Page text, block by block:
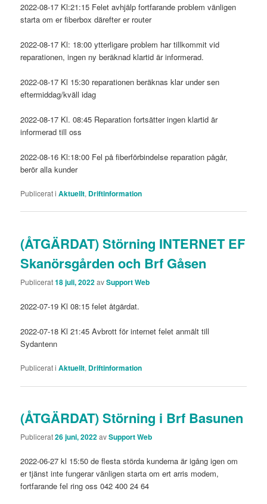
2022-08-17 Kl:21:15 Felet avhjälp fortfarande problem vänligen
starta om er fiberbox därefter er router
2022-08-17 Kl: 18:00 ytterligare problem har tillkommit vid
reparationen, ingen ny beräknad klartid är informerad.
2022-08-17 Kl 15:30 reparationen beräknas klar under sen
eftermiddag/kväll idag
2022-08-17 Kl. 08:45 Reparation fortsätter ingen klartid är
informerad till oss
2022-08-16 Kl:18:00 Fel på fiberförbindelse reparation pågår,
berör alla kunder
Publicerat i Aktuellt, Driftinformation
(ÅTGÄRDAT) Störning INTERNET EF
Skanörsgården och Brf Gåsen
Publicerat18 juli, 2022avSupport Web
2022-07-19 Kl 08:15 felet åtgärdat.
2022-07-18 Kl 21:45 Avbrott för internet felet anmält till
Sydantenn
Publicerat i Aktuellt, Driftinformation
(ÅTGÄRDAT) Störning i Brf Basunen
Publicerat26 juni, 2022avSupport Web
2022-06-27 kl 15:50 de flesta störda kunderna är igång igen om
er tjänst inte fungerar vänligen starta om ert arris modem,
fortfarande fel ring oss 042 400 24 64